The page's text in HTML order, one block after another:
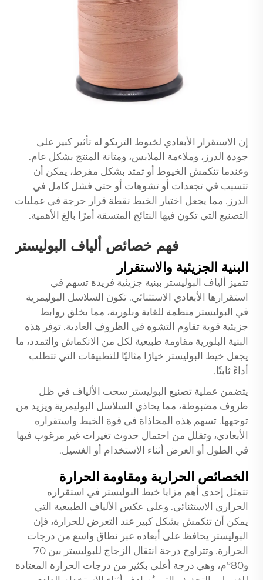
إن الاستقرار الأبعادي لخيوط التريكو له تأثير كبير على
جودة الدرز، وملاءمة الملابس، ومتانة المنتج بشكل عام.
وعندما تنكمش الخيوط أو تمتد بشكل مفرط، يمكن أن
تتسبب في تجعدات أو تشوهات أو حتى فشل كامل في
الدرز. مما يجعل اختيار الخيط نقطة قرار حرجة في عمليات
التصنيع التي تكون فيها النتائج المتسقة أمرًا بالغ الأهمية.
فهم خصائص ألياف البوليستر
البنية الجزيئية والاستقرار
تتميز ألياف البوليستر ببنية جزيئية فريدة تسهم في
استقرارها الأبعادي الاستثنائي. تكون السلاسل البوليمرية
في البوليستر منظمة للغاية وبلورية، مما يخلق روابط
جزيئية قوية تقاوم التشوه في الظروف العادية. توفر هذه
البنية البلورية مقاومة طبيعية لكل من الانكماش والتمدد، ما
يجعل خيط البوليستر خيارًا مثاليًا للتطبيقات التي تتطلب
أداءً ثابتًا.
يتضمن عملية تصنيع البوليستر سحب الألياف في ظل
ظروف مضبوطة، مما يحاذي السلاسل البوليمرية ويزيد من
توجهها. تسهم هذه المحاذاة في قوة الخيط واستقراره
الأبعادي، وتقلل من احتمال حدوث تغيرات غير مرغوب فيها
في الطول أو العرض أثناء الاستخدام أو الغسيل.
الخصائص الحرارية ومقاومة الحرارة
تتمثل إحدى أهم مزايا خيط البوليستر في استقراره
الحراري الاستثنائي. وعلى عكس الألياف الطبيعية التي
يمكن أن تنكمش بشكل كبير عند التعرض للحرارة، فإن
البوليستر يحافظ على أبعاده عبر نطاق واسع من درجات
الحرارة. وتتراوح درجة انتقال الزجاج للبوليستر بين 70
و80°م، وهي درجة أعلى بكثير من درجات الحرارة المعتادة